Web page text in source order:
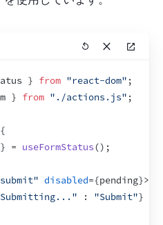
} from "react-dom" ;
} from "./actions.js" ;
{
} = useFormStatus() ;
disabled={pending}>
: "Submit"}